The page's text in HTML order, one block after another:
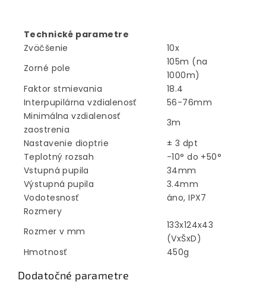
Technické parametre
Zväčšenie
10x
Zorné pole
105m (na
1000m)
Faktor stmievania
18.4
Interpupilárna vzdialenosť
56-76mm
Minimálna vzdialenosť
zaostrenia
3m
Nastavenie dioptrie
± 3 dpt
Teplotný rozsah
-10° do +50°
Vstupná pupila
34mm
Výstupná pupila
3.4mm
Vodotesnosť
áno, IPX7
Rozmery
Rozmer v mm
133x124x43
(VxŠxD)
Hmotnosť
450g
Dodatočné parametre